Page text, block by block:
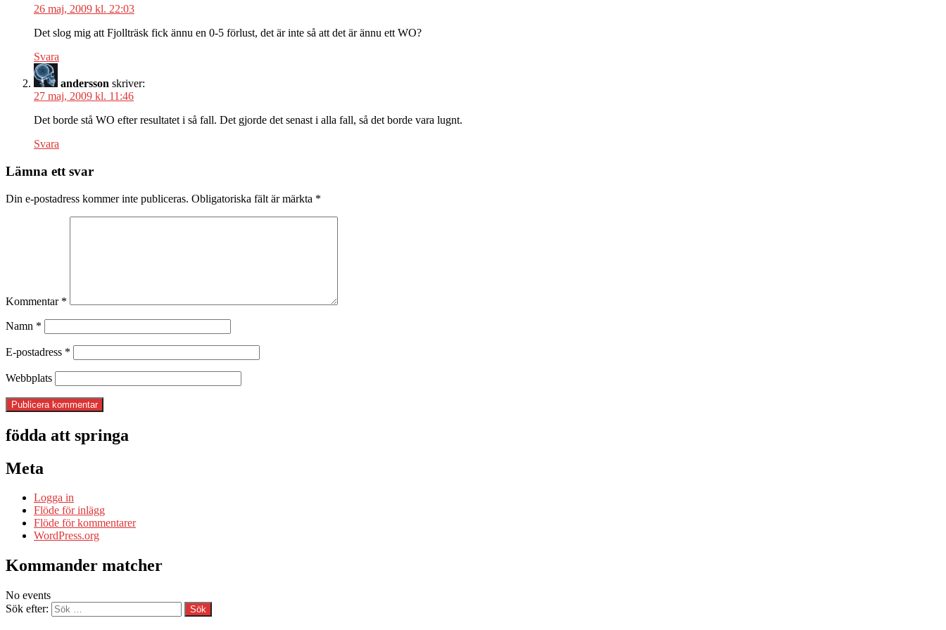
26 maj, 2009 kl. 22:03
Det slog mig att Fjollträsk fick ännu en 0-5 förlust, det är inte så att det är ännu ett WO?
Svara
andersson skriver:
27 maj, 2009 kl. 11:46
Det borde stå WO efter resultatet i så fall. Det gjorde det senast i alla fall, så det borde vara lugnt.
Svara
Lämna ett svar
Din e-postadress kommer inte publiceras. Obligatoriska fält är märkta *
Kommentar *
Namn *
E-postadress *
Webbplats
födda att springa
Meta
Logga in
Flöde för inlägg
Flöde för kommentarer
WordPress.org
Kommander matcher
No events
Sök efter: